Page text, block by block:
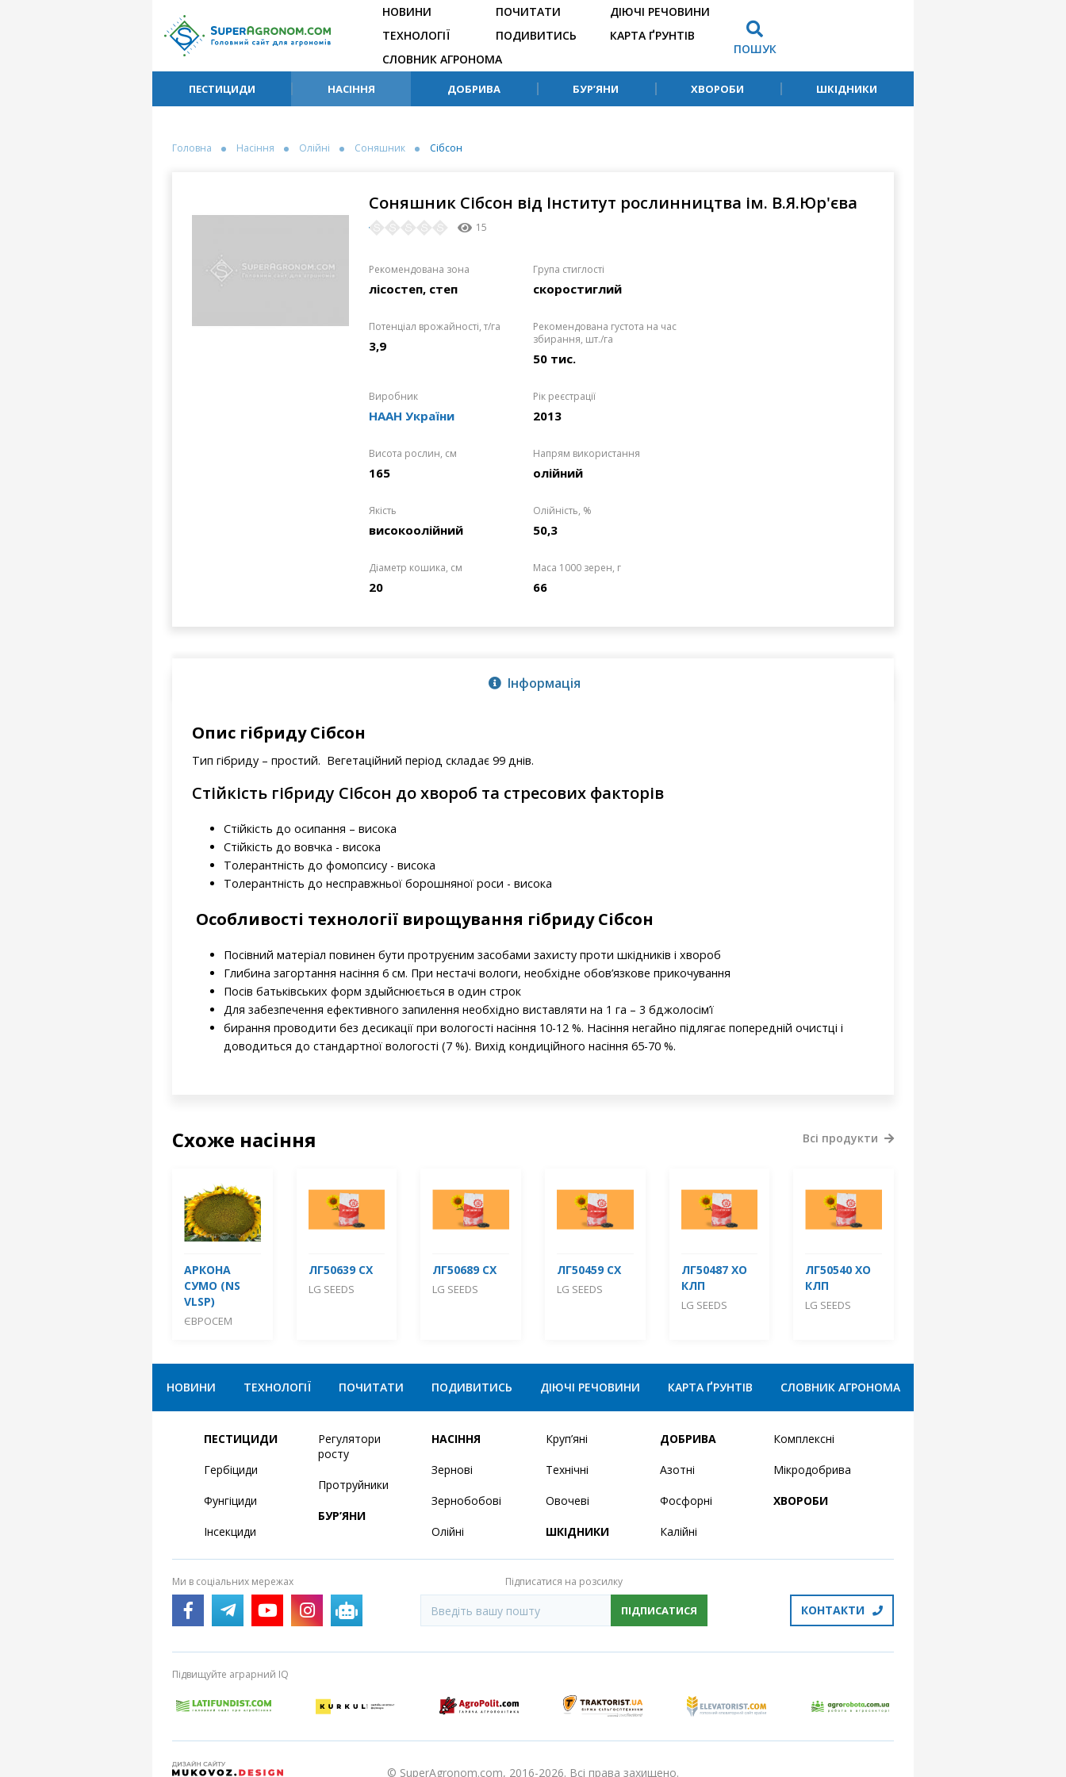
НОВИНИ
ТЕХНОЛОГІЇ
ПОЧИТАТИ
ПОДИВИТИСЬ
ДІЮЧІ РЕЧОВИНИ
КАРТА ҐРУНТІВ
СЛОВНИК АГРОНОМА
ПОШУК
ПЕСТИЦИДИ НАСІННЯ ДОБРИВА БУР’ЯНИ ХВОРОБИ ШКІДНИКИ
Головна Насіння Олійні Соняшник Сібсон
Соняшник Сібсон від Інститут рослинництва ім. В.Я.Юр'єва
15
Рекомендована зона
лісостеп, степ
Група стиглості
скоростиглий
Потенціал врожайності, т/га
3,9
Рекомендована густота на час
збирання, шт./га
50 тис.
Виробник
НААН України
Рік реєстрації
2013
Висота рослин, см
165
Напрям використання
олійний
Якість
високоолійний
Олійність, %
50,3
Діаметр кошика, см
20
Маса 1000 зерен, г
66
Інформація
Опис гібриду Сібсон
Тип гібриду – простий. Вегетаційний період складає 99 днів.
Стійкість гібриду Сібсон до хвороб та стресових факторів
Стійкість до осипання – висока
Стійкість до вовчка - висока
Толерантність до фомопсису - висока
Толерантність до несправжньої борошняної роси - висока
Особливості технології вирощування гібридуСібсон
Посівний матеріал повинен бути протруєним засобами захисту проти шкідників і хвороб
Глибина загортання насіння 6 см. При нестачі вологи, необхідне обов’язкове прикочування
Посів батьківських форм здыйснюється в один строк
Для забезпечення ефективного запилення необхідно виставляти на 1 га – 3 бджолосім’ї
бирання проводити без десикації при вологості насіння 10-12 %. Насіння негайно підлягає попередній очистці і
доводиться до стандартної вологості (7 %). Вихід кондиційного насіння 65-70 %.
Схоже насіння
АРКОНА
СУМО (NS
VLSP)
ЄВРОСЕМ
ЛГ50639 СХ
LG SEEDS
ЛГ50689 СХ
LG SEEDS
ЛГ50459 СХ
LG SEEDS
ЛГ50487 ХО
КЛП
LG SEEDS
ЛГ50540 ХО
КЛП
LG SEEDS
Всі продукти
НОВИНИ ТЕХНОЛОГІЇ ПОЧИТАТИ ПОДИВИТИСЬ ДІЮЧІ РЕЧОВИНИ КАРТА ҐРУНТІВ СЛОВНИК АГРОНОМА
ПЕСТИЦИДИ
Гербіциди
Фунгіциди
Інсекциди
Регулятори
росту
Протруйники
БУР’ЯНИ
НАСІННЯ
Зернові
Зернобобові
Олійні
Круп’яні
Технічні
Овочеві
ШКІДНИКИ
ДОБРИВА
Азотні
Фосфорні
Калійні
Комплексні
Мікродобрива
ХВОРОБИ
Ми в соціальних мережах Підписатися на розсилку
ПІДПИСАТИСЯ КОНТАКТИ
Підвищуйте аграрний IQ
© SuperAgronom.com, 2016-2026. Всі права захищено.